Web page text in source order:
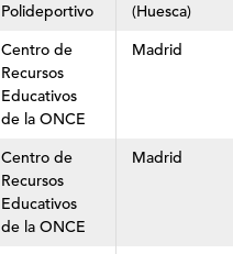
Polideportivo
(Huesca)
Centro de
Recursos
Educativos
de la ONCE
Madrid
Centro de
Recursos
Educativos
de la ONCE
Madrid